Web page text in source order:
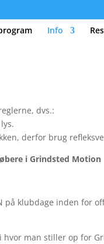
Info
dvs.:
derfor brug
i Grindsted Motion
på klubdage inden for
man stiller op for